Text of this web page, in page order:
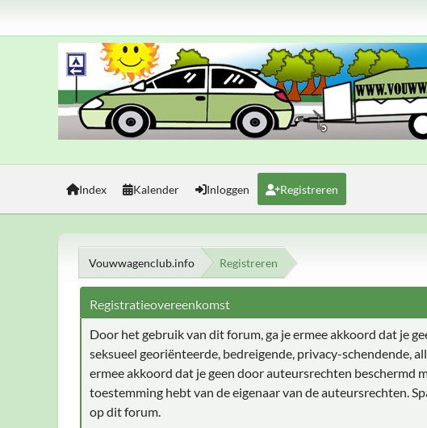
Index Kalender Inloggen Registreren
Vouwwagenclub.info Registreren
Registratieovereenkomst
Door het gebruik van dit forum, ga je ermee akkoord dat je
seksueel georiënteerde, bedreigende, privacy-schendende,
ermee akkoord dat je geen door auteursrechten
toestemming hebt van de eigenaar van de auteursrechten.
op dit forum.